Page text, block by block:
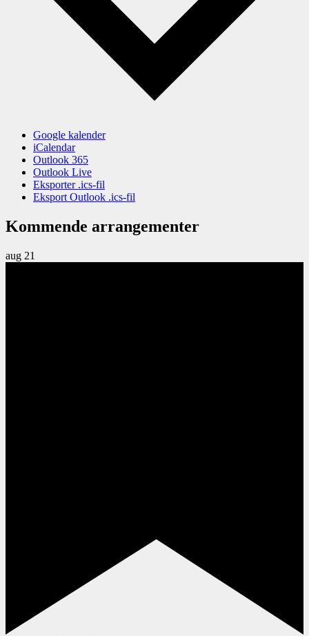
Google kalender
iCalendar
Outlook 365
Outlook Live
Eksporter .ics-fil
Eksport Outlook .ics-fil
Kommende arrangementer
aug 21